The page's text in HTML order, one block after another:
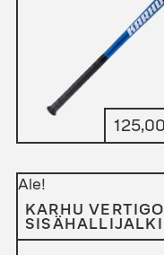
125,00
Ale!
KARHU